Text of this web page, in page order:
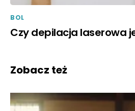
BOL
Czy depilacja laserowa
Zobacz też